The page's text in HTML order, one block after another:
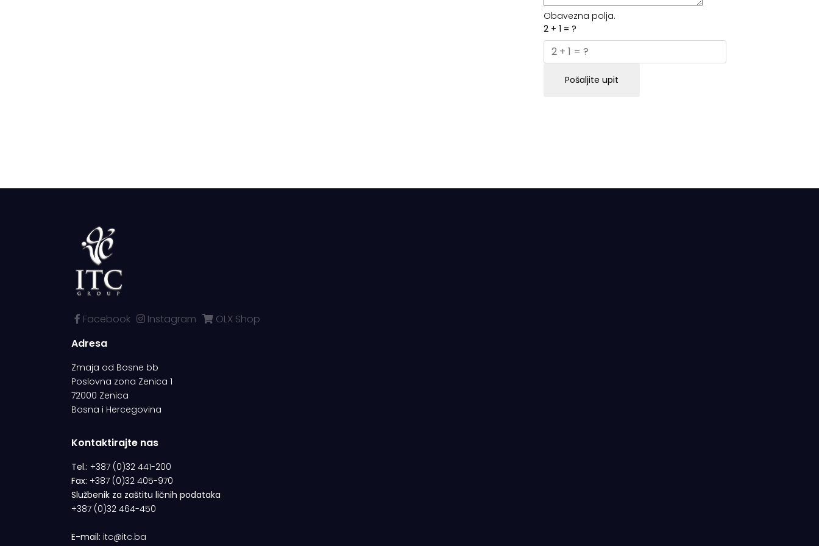
Obavezna polja.
2 + 1 = ?
Pošaljite upit
Facebook Instagram
OLX Shop
Adresa
Zmaja od Bosne bb
Poslovna zona Zenica 1
72000 Zenica
Bosna i Hercegovina
Kontaktirajte nas
Tel.: +387 (0)32 441-200
Fax: +387 (0)32 405-970
Službenik za zaštitu ličnih podataka
+387 (0)32 464-450
E-mail: itc@itc.ba